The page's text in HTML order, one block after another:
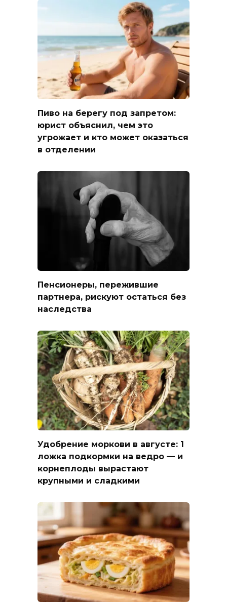
Пиво на берегу под запретом:
юрист объяснил, чем это
угрожает и кто может оказаться
в отделении
Пенсионеры, пережившие
партнера, рискуют остаться без
наследства
Удобрение моркови в августе: 1
ложка подкормки на ведро — и
корнеплоды вырастают
крупными и сладкими